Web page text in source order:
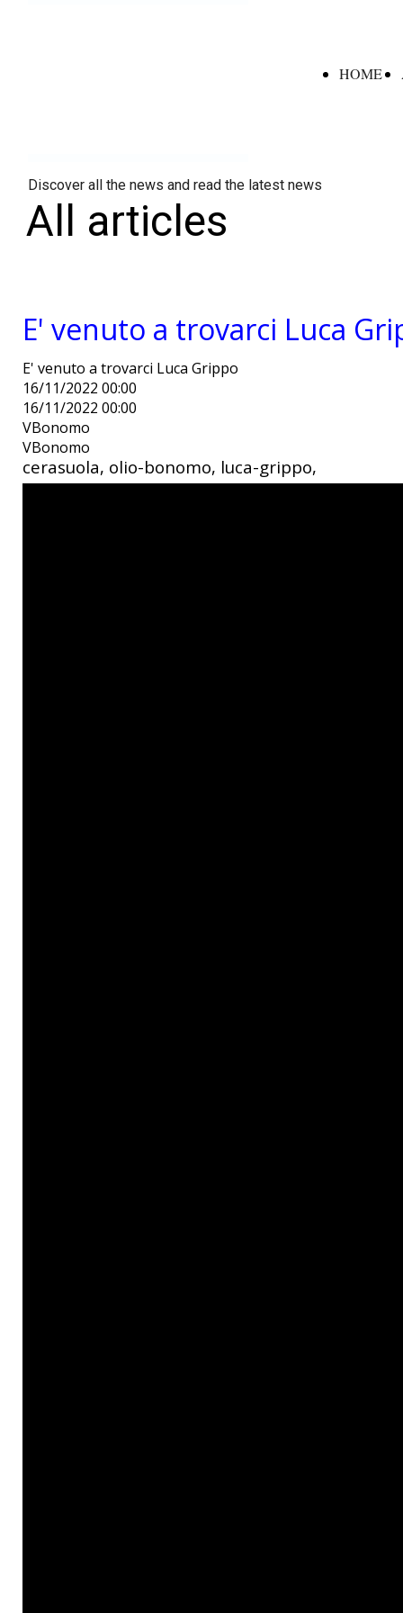
HOME
Discover all the news and read the latest news
All articles
E' venuto a trovarci Luca
E' venuto a trovarci Luca Grippo
16/11/2022 00:00
16/11/2022 00:00
VBonomo
VBonomo
cerasuola, olio-bonomo, luca-grippo,